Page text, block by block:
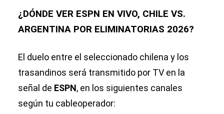
¿DÓNDE VER ESPN EN VIVO, CHILE VS.
ARGENTINA POR ELIMINATORIAS 2026?
El duelo entre el seleccionado chilena y los
trasandinos será transmitido por TV en la
señal de ESPN, en los siguientes canales
según tu cableoperador: